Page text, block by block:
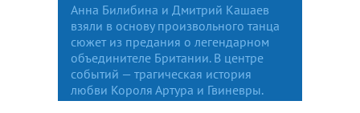
Анна Билибина и Дмитрий Кашаев
взяли в основу произвольного танца
сюжет из предания о легендарном
объединителе Британии. В центре
событий — трагическая история
любви Короля Артура и Гвиневры.